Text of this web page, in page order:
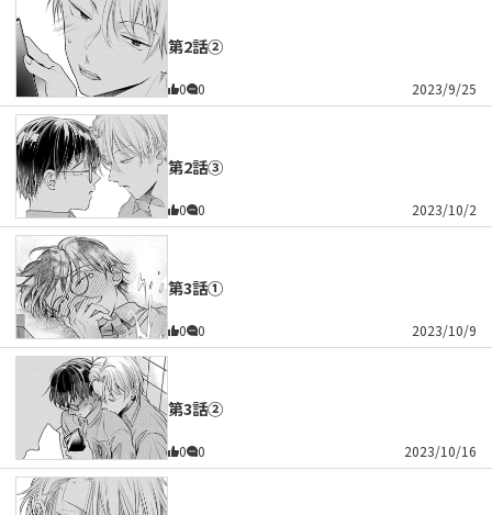
第2話②
0 0 2023/9/25
第2話③
0 0 2023/10/2
第3話①
0 0 2023/10/9
第3話②
0 0 2023/10/16